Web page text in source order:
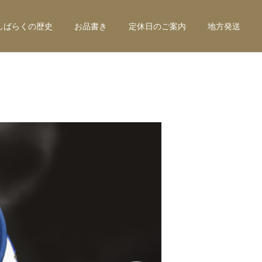
ばらくの歴史 お品書き 定休日のご案内 地方発送